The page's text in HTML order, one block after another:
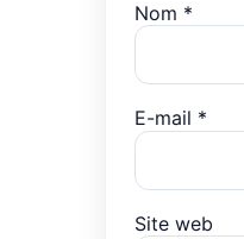
Nom *
E-mail *
Site web